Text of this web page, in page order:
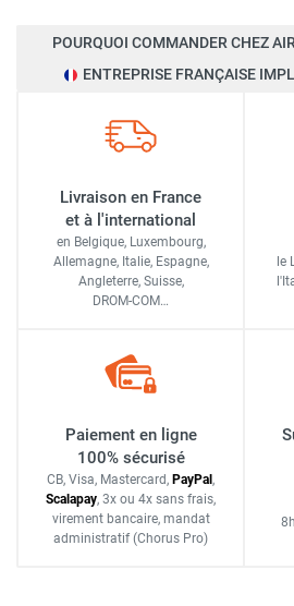
POURQUOI COMMANDER CHEZ
ENTREPRISE FRANÇAISE
Livraison en France
et à l'international
en Belgique, Luxembourg,
Allemagne, Italie, Espagne,
Angleterre, Suisse,
DROM-COM…
le
Paiement en ligne
100% sécurisé
CB, Visa, Mastercard, PayPal ,
Scalapay, 3x ou 4x sans frais,
virement bancaire, mandat
administratif (Chorus Pro)